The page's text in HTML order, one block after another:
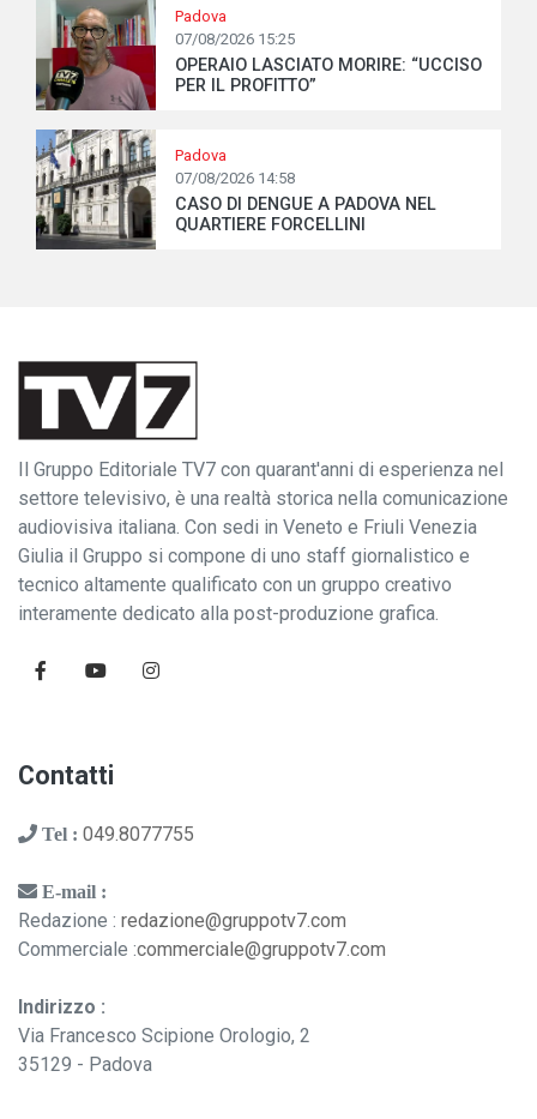
Padova
07/08/2026 15:25
OPERAIO LASCIATO MORIRE: “UCCISO
PER IL PROFITTO”
Padova
07/08/2026 14:58
CASO DI DENGUE A PADOVA NEL
QUARTIERE FORCELLINI
Il Gruppo Editoriale TV7 con quarant'anni di esperienza nel
settore televisivo, è una realtà storica nella comunicazione
audiovisiva italiana. Con sedi in Veneto e Friuli Venezia
Giulia il Gruppo si compone di uno staff giornalistico e
tecnico altamente qualificato con un gruppo creativo
interamente dedicato alla post-produzione grafica.
Contatti
Tel : 049.8077755
E-mail :
Redazione : redazione@gruppotv7.com
Commerciale :commerciale@gruppotv7.com
Indirizzo :
Via Francesco Scipione Orologio, 2
35129 - Padova